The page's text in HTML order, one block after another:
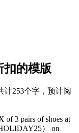
扣的模版
计253个字，预计阅
3 pairs of shoes at
） on